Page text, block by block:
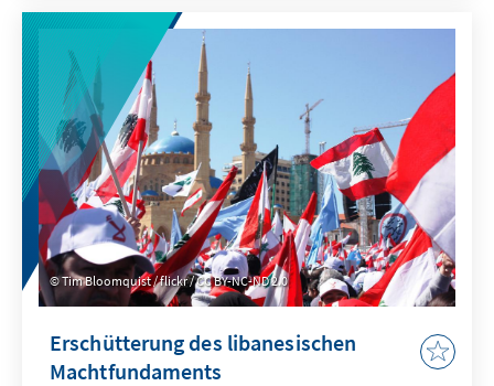
Eskalationsspirale wirklich endet, bleibt offen.
Tim Bloomquist / flickr / CC BY-NC-ND 2.0
Erschütterung des libanesischen
Machtfundaments